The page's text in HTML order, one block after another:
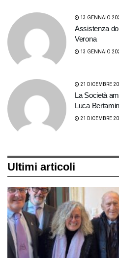
13 GENNAIO
Assistenza
Verona
13 GENNAIO
21 DICEMBRE
La Società
Luca
21 DICEMBRE
Ultimi articoli